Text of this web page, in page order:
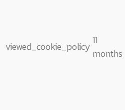
viewed_cookie_policy
11
months